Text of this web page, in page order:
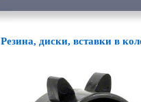
Резина, диски, вставки в